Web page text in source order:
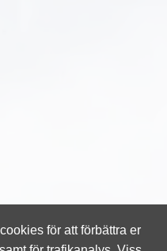
för att förbättra er